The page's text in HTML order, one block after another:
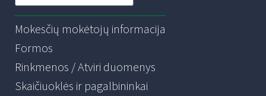
Mokesčių mokėtojų informacija
Formos
Rinkmenos / Atviri duomenys
Skaičiuoklės ir pagalbininkai